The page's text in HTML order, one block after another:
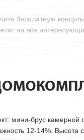
бесплатную
на все
мини-брус камерной
12-14%. Высота